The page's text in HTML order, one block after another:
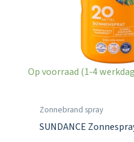
Op voorraad (1-4
Zonnebrand spray
SUNDANCE